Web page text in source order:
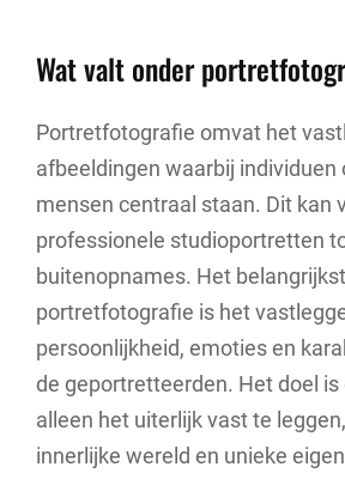
Wat valt onder
Portretfotografie omvat het
afbeeldingen waarbij individuen
mensen centraal staan. Dit kan
professionele studioportretten
buitenopnames. Het
portretfotografie is het
persoonlijkheid, emoties en
de geportretteerden. Het doel is
alleen het uiterlijk vast te
innerlijke wereld en unieke